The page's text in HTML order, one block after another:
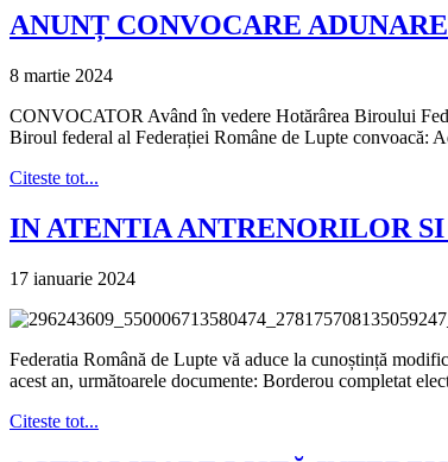
ANUNȚ CONVOCARE
8 martie 2024
CONVOCATOR Având în vedere Hotărârea Biroului
Biroul federal al Federației Române de Lupte convoacă:
Citeste tot...
IN ATENTIA ANTRENORILOR
17 ianuarie 2024
Federatia Română de Lupte vă aduce la cunoștință
acest an, următoarele documente: Borderou completat
Citeste tot...